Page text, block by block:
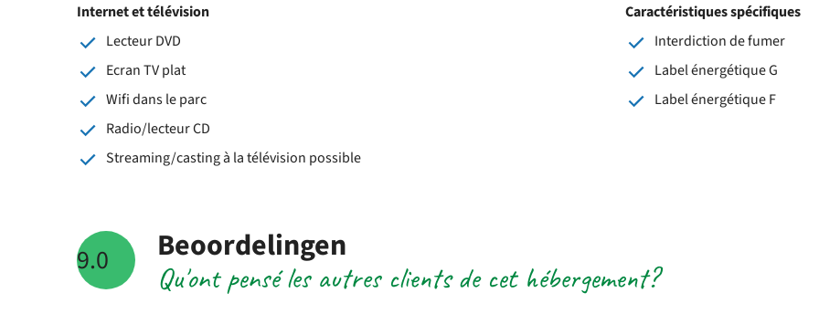
Internet et télévision
Lecteur DVD
Ecran TV plat
Wifi dans le parc
Radio/lecteur CD
Streaming/casting à la télévision possible
Caractéristiques spécifiques
Interdiction de fumer
Label énergétique G
Label énergétique F
9.0 Qu'ont pensé les autres clients de cet hébergement?
Beoordelingen